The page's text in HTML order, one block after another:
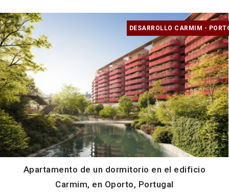
DESARROLLO CARMIM -
Apartamento de un dormitorio en el edificio
Carmim, en Oporto, Portugal